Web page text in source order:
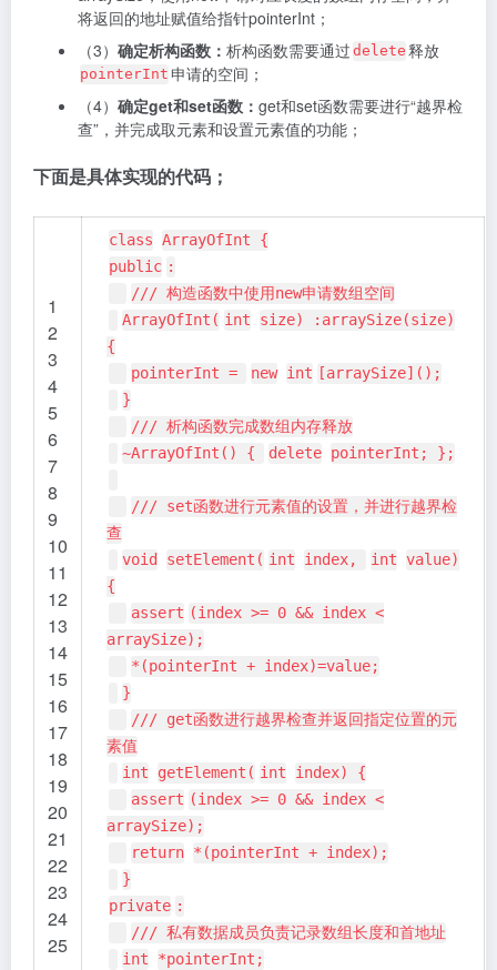
将返回的地址赋值给指针pointerInt；
（3） 确定析构函数： 析构函数需要通过 delete 释放
pointerInt 申请的空间；
（4） 确定get和set函数： get和set函数需要进行“越界检
查”，并完成取元素和设置元素值的功能；
下面是具体实现的代码；
1
2
3
4
5
6
7
8
9
10
11
12
13
14
15
16
17
18
19
20
21
22
23
24
25
class ArrayOfInt {
public :
/// 构造函数中使用new申请数组空间
ArrayOfInt( int
size) :arraySize(size)
{
pointerInt =
new int
[arraySize]();
}
/// 析构函数完成数组内存释放
~ArrayOfInt() {
delete pointerInt; };
/// set函数进行元素值的设置，并进行越界检
查
void
setElement( int index, int value)
{
assert (index >= 0 && index <
arraySize);
*(pointerInt + index)=value;
}
/// get函数进行越界检查并返回指定位置的元
素值
int
getElement( int
index) {
assert (index >= 0 && index <
arraySize);
return *(pointerInt + index);
}
private :
/// 私有数据成员负责记录数组长度和首地址
int
*pointerInt;